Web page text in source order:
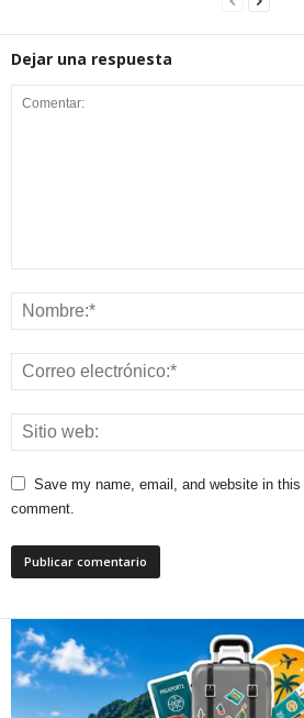
Dejar una respuesta
Save my name, email, and website in this
comment.